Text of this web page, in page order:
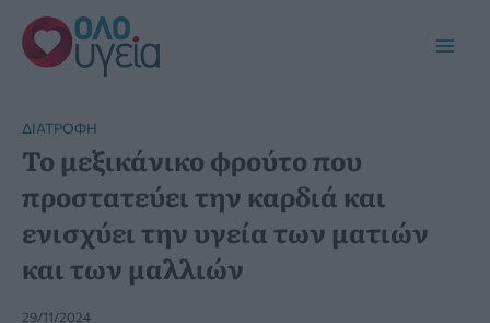
Μετάβαση
στο
περιεχόμενο
ΔΙΑΤΡΟΦΉ
Το μεξικάνικο φρούτο που
προστατεύει την καρδιά και
ενισχύει την υγεία των ματιών
και των μαλλιών
29/11/2024